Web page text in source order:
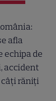
afla
echipa de
accident
răniți